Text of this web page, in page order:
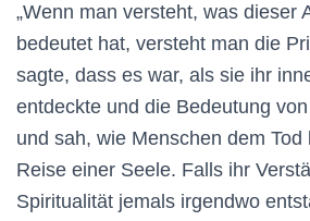
„Wenn man versteht, was dieser
bedeutet hat, versteht man die
sagte, dass es war, als sie ihr
entdeckte und die Bedeutung
und sah, wie Menschen dem Tod
Reise einer Seele. Falls ihr
Spiritualität jemals irgendwo